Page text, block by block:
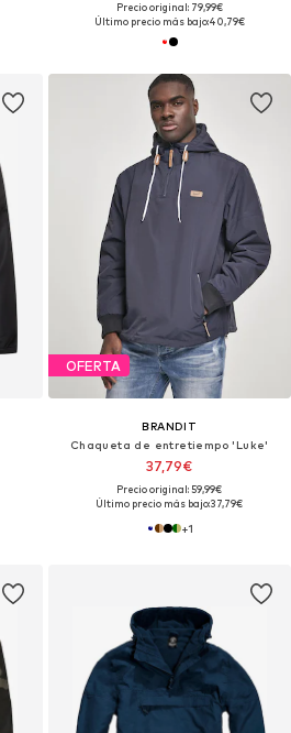
Precio original: 79,99€
Último precio más bajo:40,79€
OFERTA
BRANDIT
Chaqueta de entretiempo 'Luke'
37,79€
Precio original: 59,99€
Último precio más bajo:37,79€
+1